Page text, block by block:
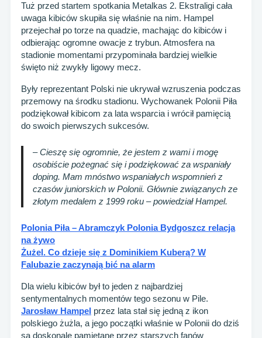
Tuż przed startem spotkania Metalkas 2. Ekstraligi cała
uwaga kibiców skupiła się właśnie na nim. Hampel
przejechał po torze na quadzie, machając do kibiców i
odbierając ogromne owacje z trybun. Atmosfera na
stadionie momentami przypominała bardziej wielkie
święto niż zwykły ligowy mecz.
Były reprezentant Polski nie ukrywał wzruszenia podczas
przemowy na środku stadionu. Wychowanek Polonii Piła
podziękował kibicom za lata wsparcia i wrócił pamięcią
do swoich pierwszych sukcesów.
– Cieszę się ogromnie, że jestem z wami i mogę
osobiście pożegnać się i podziękować za wspaniały
doping. Mam mnóstwo wspaniałych wspomnień z
czasów juniorskich w Polonii. Głównie związanych ze
złotym medalem z 1999 roku – powiedział Hampel.
Polonia Piła – Abramczyk Polonia Bydgoszcz relacja
na żywo
Żużel. Co dzieje się z Dominikiem Kuberą? W
Falubazie zaczynają bić na alarm
Dla wielu kibiców był to jeden z najbardziej
sentymentalnych momentów tego sezonu w Pile.
Jarosław Hampel przez lata stał się jedną z ikon
polskiego żużla, a jego początki właśnie w Polonii do dziś
są doskonale pamiętane przez starszych fanów